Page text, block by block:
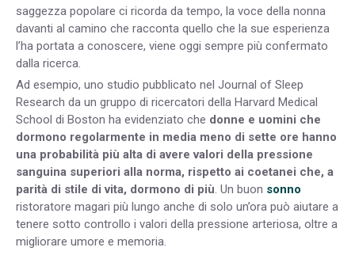
saggezza popolare ci ricorda da tempo, la voce della nonna
davanti al camino che racconta quello che la sue esperienza
l’ha portata a conoscere, viene oggi sempre più confermato
dalla ricerca.
Ad esempio, uno studio pubblicato nel Journal of Sleep
Research da un gruppo di ricercatori della Harvard Medical
School di Boston ha evidenziato che donne e uomini che
dormono regolarmente in media meno di sette ore hanno
una probabilità più alta di avere valori della pressione
sanguina superiori alla norma, rispetto ai coetanei che, a
parità di stile di vita, dormono di più. Un buon sonno
ristoratore magari più lungo anche di solo un’ora può aiutare a
tenere sotto controllo i valori della pressione arteriosa, oltre a
migliorare umore e memoria.